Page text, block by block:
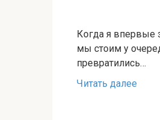
Когда я впервые
мы стоим у
превратились…
Читать далее